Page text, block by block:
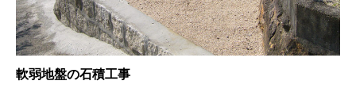
軟弱地盤の石積工事